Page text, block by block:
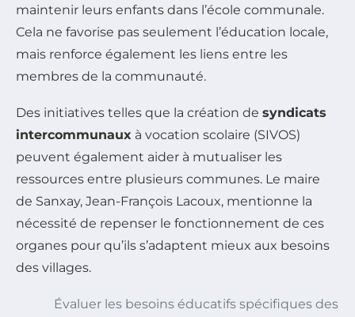
maintenir leurs enfants dans l’école communale.
Cela ne favorise pas seulement l’éducation locale,
mais renforce également les liens entre les
membres de la communauté.
Des initiatives telles que la création de syndicats
intercommunaux à vocation scolaire (SIVOS)
peuvent également aider à mutualiser les
ressources entre plusieurs communes. Le maire
de Sanxay, Jean-François Lacoux, mentionne la
nécessité de repenser le fonctionnement de ces
organes pour qu’ils s’adaptent mieux aux besoins
des villages.
Évaluer les besoins éducatifs spécifiques des